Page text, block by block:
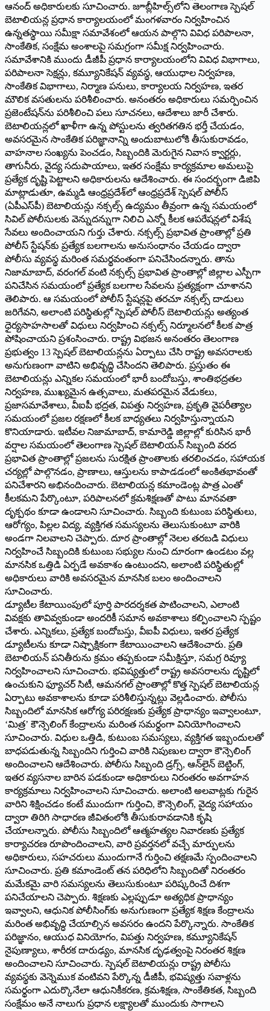
ఆనంద్ అధికారులకు సూచించారు. జూబ్లీహిల్స్‌లోని తెలంగాణ స్పెషల్
బెటాలియన్ల ప్రధాన కార్యాలయంలో మంగళవారం నిర్వహించిన
ఉన్నతస్థాయి సమీక్షా సమావేశంలో ఆయన పాల్గొని వివిధ పరిపాలనా,
సాంకేతిక, సంక్షేమ అంశాలపై సమగ్రంగా సమీక్ష నిర్వహించారు.
సమావేశానికి ముందు డీజీపీ ప్రధాన కార్యాలయంలోని వివిధ విభాగాలు,
పరిపాలనా సెక్షన్లు, కమ్యూనికేషన్ వ్యవస్థ, ఆయుధాల నిర్వహణ,
సాంకేతిక విభాగాలు, నిర్మాణ పనులు, కార్యాలయ నిర్వహణ, ఇతర
మౌలిక వసతులను పరిశీలించారు. అనంతరం అధికారులు సమర్పించిన
ప్రజెంటేషన్‌ను పరిశీలించి పలు సూచనలు, ఆదేశాలు జారీ చేశారు.
బెటాలియన్లలో ఖాళీగా ఉన్న పోస్టులను త్వరితగతిన భర్తీ చేయడం,
అవసరమైన సాంకేతిక పరిజ్ఞానాన్ని అందుబాటులోకి తీసుకురావడం,
వాహనాల సంఖ్యను పెంచడం, సిబ్బందికి మెరుగైన నివాస క్వార్టర్లు,
తాగునీరు, వైద్య సదుపాయాలు, ఇతర సంక్షేమ కార్యక్రమాల అమలుపై
ప్రత్యేక దృష్టి పెట్టాలని అధికారులను ఆదేశించారు. ఈ సందర్భంగా డిజిపి
మాట్లాడుతూ, ఉమ్మడి ఆంధ్రప్రదేశ్‌లో ఆంధ్రప్రదేశ్ స్పెషల్ పోలీస్
(ఏపీఎస్‌పీ) బెటాలియన్లు నక్సల్స్ ఉద్యమం తీవ్రంగా ఉన్న సమయంలో
సివిల్ పోలీసులకు వెన్నుదన్నుగా నిలిచి ఎన్నో కీలక ఆపరేషన్లలో విశేష
సేవలు అందించాయని గుర్తు చేశారు. నక్సల్స్ ప్రభావిత ప్రాంతాల్లో ప్రతి
పోలీస్ స్టేషన్‌కు ప్రత్యేక బలగాలను అనుసంధానం చేయడం ద్వారా
పోలీసు వ్యవస్థ మరింత సమర్థవంతంగా పనిచేసిందన్నారు. తాను
నిజామాబాద్, వరంగల్ వంటి నక్సల్స్ ప్రభావిత ప్రాంతాల్లో జిల్లాల ఎస్పీగా
పనిచేసిన సమయంలో ప్రత్యేక బలగాల సేవలను ప్రత్యక్షంగా చూశానని
తెలిపారు. ఆ సమయంలో పోలీస్ స్టేషన్లపై తరచూ నక్సల్స్ దాడులు
జరిగేవని, అలాంటి పరిస్థితుల్లో స్పెషల్ పోలీస్ బెటాలియన్లు అత్యంత
ధైర్యసాహసాలతో విధులు నిర్వహించి నక్సల్స్ నిర్మూలనలో కీలక పాత్ర
పోషించాయని ప్రశంసించారు. రాష్ట్ర విభజన అనంతరం తెలంగాణ
ప్రభుత్వం 13 స్పెషల్ బెటాలియన్లను ఏర్పాటు చేసి రాష్ట్ర అవసరాలకు
అనుగుణంగా వాటిని అభివృద్ధి చేసిందని తెలిపారు. ప్రస్తుతం ఈ
బెటాలియన్లు ఎన్నికల సమయంలో భారీ బందోబస్తు, శాంతిభద్రతల
నిర్వహణ, ముఖ్యమైన ఉత్సవాలు, మతపరమైన వేడుకలు,
ప్రజాసమావేశాలు, వీఐపీ భద్రత, విపత్తు నిర్వహణ, ప్రకృతి వైపరీత్యాల
సమయంలో ప్రజల రక్షణలో కీలక బాధ్యతలు నిర్వహిస్తున్నాయని
కొనియాడారు. ఇటీవల నిజామాబాద్, కామారెడ్డి జిల్లాల్లో కురిసిన భారీ
వర్షాల సమయంలో తెలంగాణ స్పెషల్ బెటాలియన్ సిబ్బంది వరద
ప్రభావిత ప్రాంతాల్లో ప్రజలను సురక్షిత ప్రాంతాలకు తరలించడం, సహాయక
చర్యల్లో పాల్గొనడం, ప్రాణాలు, ఆస్తులను కాపాడడంలో అంకితభావంతో
పనిచేశారని అభినందించారు. బెటాలియన్ల కమాండెంట్ల పాత్ర ఎంతో
కీలకమని పేర్కొంటూ, పరిపాలనలో క్రమశిక్షణతో పాటు మానవతా
దృక్పథం కూడా ఉండాలని సూచించారు. సిబ్బంది కుటుంబ పరిస్థితులు,
ఆరోగ్యం, పిల్లల విద్య, వ్యక్తిగత సమస్యలను తెలుసుకుంటూ వారికి
అండగా నిలవాలని చెప్పారు. దూర ప్రాంతాల్లో నెలల తరబడి విధులు
నిర్వహించే సిబ్బందికి కుటుంబ సభ్యుల నుంచి దూరంగా ఉండటం వల్ల
మానసిక ఒత్తిడి ఏర్పడే అవకాశం ఉంటుందని, అలాంటి పరిస్థితుల్లో
అధికారులు వారికి అవసరమైన మానసిక బలం అందించాలని
సూచించారు.
డ్యూటీల కేటాయింపులో పూర్తి పారదర్శకత పాటించాలని, ఎలాంటి
వివక్షకు తావివ్వకుండా అందరికీ సమాన అవకాశాలు కల్పించాలని స్పష్టం
చేశారు. ఎన్నికలు, ప్రత్యేక బందోబస్తు, వీఐపీ విధులు, ఇతర ప్రత్యేక
డ్యూటీలను కూడా నిష్పాక్షికంగా కేటాయించాలని ఆదేశించారు. ప్రతి
బెటాలియన్ పనితీరును క్రమం తప్పకుండా సమీక్షిస్తూ, సమగ్ర రివ్యూ
నిర్వహించాలని సూచించారు. భవిష్యత్తులో రాష్ట్ర అవసరాలను దృష్టిలో
ఉంచుకుని ఫ్యూచర్ సిటీ, ఆమనగల్ ప్రాంతాల్లో కొత్త స్పెషల్ బెటాలియన్ల
ఏర్పాటు అవకాశాలను కూడా పరిశీలిస్తున్నట్లు వెల్లడించారు. పోలీసు
సిబ్బందిలో మానసిక ఆరోగ్య పరిరక్షణకు ప్రత్యేక ప్రాధాన్యం ఇవ్వాలంటూ,
‘మిత్ర’ కౌన్సెలింగ్ కేంద్రాలను మరింత సమర్థంగా వినియోగించాలని
సూచించారు. విధుల ఒత్తిడి, కుటుంబ సమస్యలు, వ్యక్తిగత ఇబ్బందులతో
బాధపడుతున్న సిబ్బందిని గుర్తించి వారికి నిపుణుల ద్వారా కౌన్సెలింగ్
అందించాలని ఆదేశించారు. పోలీసు సిబ్బంది డ్రగ్స్, ఆన్‌లైన్ బెట్టింగ్,
ఇతర వ్యసనాల బారిన పడకుండా అధికారులు నిరంతరం అవగాహన
కార్యక్రమాలు నిర్వహించాలని సూచించారు. అలాంటి అలవాట్లకు గురైన
వారిని శిక్షించడం కంటే ముందుగా గుర్తించి, కౌన్సెలింగ్, వైద్య సహాయం
ద్వారా తిరిగి సాధారణ జీవితంలోకి తీసుకురావడానికి కృషి
చేయాలన్నారు. పోలీసు సిబ్బందిలో ఆత్మహత్యల నివారణకు ప్రత్యేక
కార్యాచరణ రూపొందించాలని, వారి ప్రవర్తనలో వచ్చే మార్పులను
అధికారులు, సహచరులు ముందుగానే గుర్తించి తక్షణమే స్పందించాలని
సూచించారు. ప్రతి కమాండెంట్ తన పరిధిలోని సిబ్బందితో నిరంతరం
మమేకమై వారి సమస్యలను తెలుసుకుంటూ పరిష్కరించే దిశగా
పనిచేయాలని చెప్పారు. శిక్షణకు ఎల్లప్పుడూ అత్యధిక ప్రాధాన్యం
ఇవ్వాలని, ఆధునిక పోలీసింగ్‌కు అనుగుణంగా ప్రత్యేక శిక్షణ కేంద్రాలను
మరింత అభివృద్ధి చేయాల్సిన అవసరం ఉందని పేర్కొన్నారు. సాంకేతిక
పరిజ్ఞానం, ఆయుధ వినియోగం, విపత్తు నిర్వహణ, కమ్యూనికేషన్
నైపుణ్యాలు, శారీరక దారుఢ్యం, మానసిక దృఢత్వంపై నిరంతర శిక్షణ
అందించాలని సూచించారు. స్పెషల్ బెటాలియన్లు రాష్ట్ర పోలీసు
వ్యవస్థకు వెన్నెముక వంటివని పేర్కొన్న డీజీపీ, భవిష్యత్తు సవాళ్లను
సమర్థంగా ఎదుర్కొనేలా ఆధునికీకరణ, క్రమశిక్షణ, సాంకేతికత, సిబ్బంది
సంక్షేమం అనే నాలుగు ప్రధాన లక్ష్యాలతో ముందుకు సాగాలని